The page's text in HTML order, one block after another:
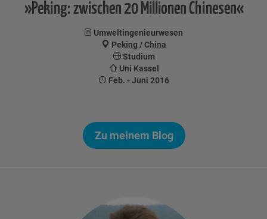
»Peking: zwischen 20 Millionen Chinesen«
Umweltingenieurwesen
Peking / China
Studium
Uni Kassel
Feb. - Juni 2016
Zu meinem Blog